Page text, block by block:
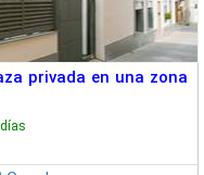
privada en una zona